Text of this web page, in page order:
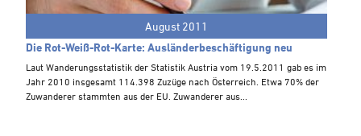
August 2011
Die Rot-Weiß-Rot-Karte: Ausländerbeschäftigung neu
Laut Wanderungsstatistik der Statistik Austria vom 19.5.2011 gab es im
Jahr 2010 insgesamt 114.398 Zuzüge nach Österreich. Etwa 70% der
Zuwanderer stammten aus der EU. Zuwanderer aus...